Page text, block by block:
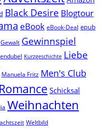
Black Desire Blogtour
eBook eBook-Deal epub
Gewalt Gewinnspiel
Kurzgeschichte Liebe
Manuela Fritz Men's Club
Romance Schicksal
Weihnachten
Weltbild